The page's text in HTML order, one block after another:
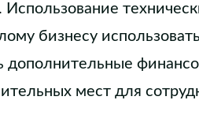
бизнесу
дополнительные
мест для